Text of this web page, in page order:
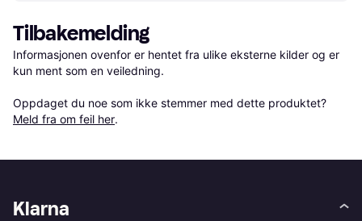
Tilbakemelding
Informasjonen ovenfor er hentet fra ulike eksterne kilder og er
kun ment som en veiledning.
Oppdaget du noe som ikke stemmer med dette produktet?
Meld fra om feil her.
Klarna